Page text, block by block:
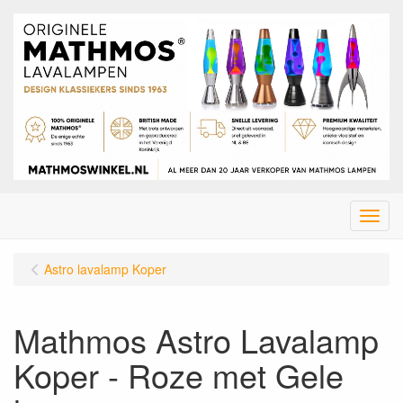
Menu
Astro lavalamp Koper
Mathmos Astro Lavalamp
Koper - Roze met Gele